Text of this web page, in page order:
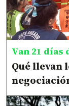
Van 21 días
Qué llevan